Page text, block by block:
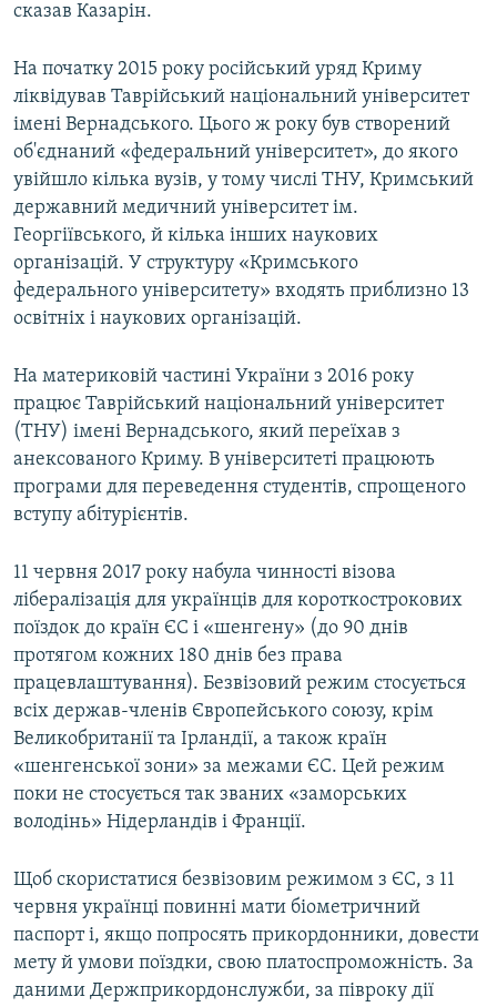
сказав Казарін.
На початку 2015 року російський уряд Криму
ліквідував Таврійський національний університет
імені Вернадського. Цього ж року був створений
об'єднаний «федеральний університет», до якого
увійшло кілька вузів, у тому числі ТНУ, Кримський
державний медичний університет ім.
Георгіївського, й кілька інших наукових
організацій. У структуру «Кримського
федерального університету» входять приблизно 13
освітніх і наукових організацій.
На материковій частині України з 2016 року
працює Таврійський національний університет
(ТНУ) імені Вернадського, який переїхав з
анексованого Криму. В університеті працюють
програми для переведення студентів, спрощеного
вступу абітурієнтів.
11 червня 2017 року набула чинності візова
лібералізація для українців для короткострокових
поїздок до країн ЄС і «шенгену» (до 90 днів
протягом кожних 180 днів без права
працевлаштування). Безвізовий режим стосується
всіх держав-членів Європейського союзу, крім
Великобританії та Ірландії, а також країн
«шенгенської зони» за межами ЄС. Цей режим
поки не стосується так званих «заморських
володінь» Нідерландів і Франції.
Щоб скористатися безвізовим режимом з ЄС, з 11
червня українці повинні мати біометричний
паспорт і, якщо попросять прикордонники, довести
мету й умови поїздки, свою платоспроможність. За
даними Держприкордонслужби, за півроку дії